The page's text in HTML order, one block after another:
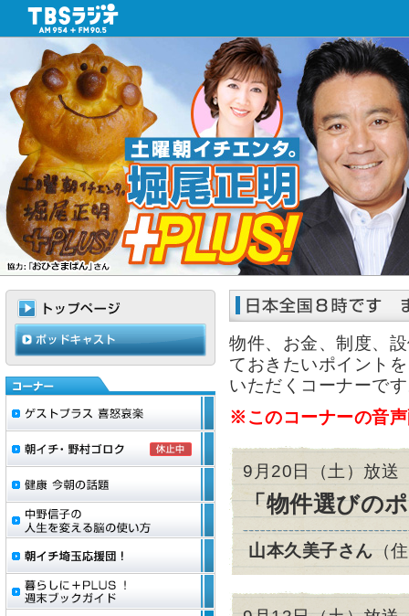
物件、お金、制度、
ておきたいポイント
いただくコーナーで
※このコーナーの音
9月20日（土）放送
「物件選びの
山本久美子さん （